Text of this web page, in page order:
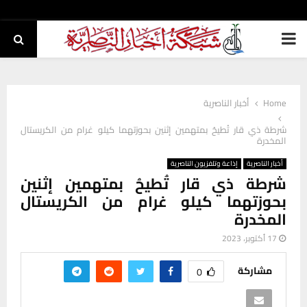
PRIMARY
Home
أخبار الناصرية
شرطة ذي قار تُطيحُ بمتهمين إثنين بحوزتهما كيلو غرام من الكريستال
المخدرة
أخبار الناصرية إذاعة وتلفزيون الناصرية
شرطة ذي قار تُطيحُ بمتهمين إثنين
بحوزتهما كيلو غرام من الكريستال
المخدرة
17 أكتوبر، 2023
مشاركة 0